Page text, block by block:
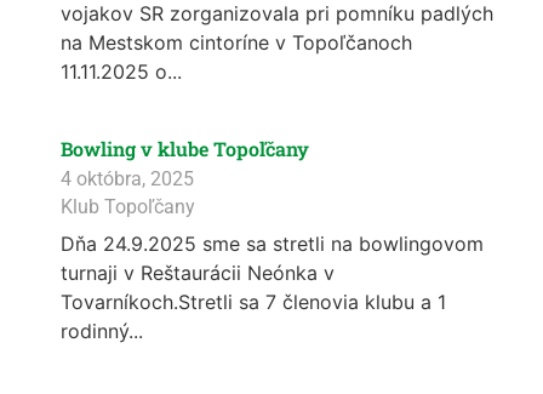
vojakov SR zorganizovala pri pomníku padlých
na Mestskom cintoríne v Topoľčanoch
11.11.2025 o...
Bowling v klube Topoľčany
4 októbra, 2025
Klub Topoľčany
Dňa 24.9.2025 sme sa stretli na bowlingovom
turnaji v Reštaurácii Neónka v
Tovarníkoch.Stretli sa 7 členovia klubu a 1
rodinný...